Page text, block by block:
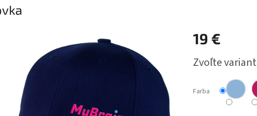
19 €
cena:
Zvoľte variant
Farba